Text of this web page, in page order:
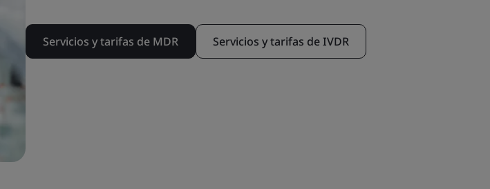
Servicios y tarifas de MDR Servicios y tarifas de IVDR